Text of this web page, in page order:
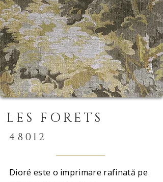
LES FORETS
48012
Dioré este o imprimare rafinată pe